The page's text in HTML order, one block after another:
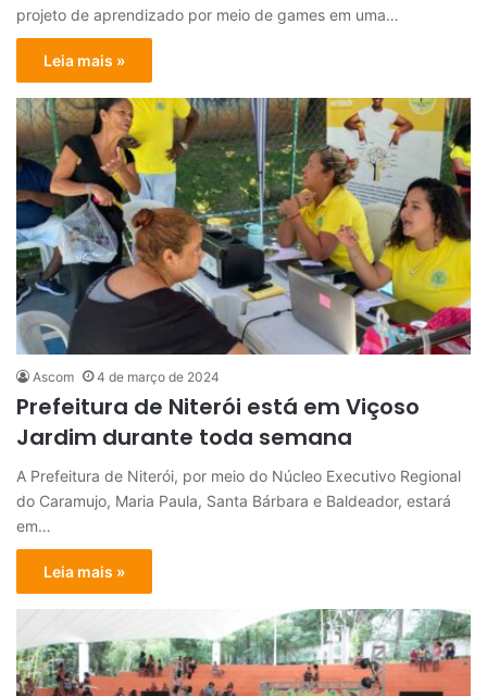
projeto de aprendizado por meio de games em uma…
Leia mais »
Ascom 4 de março de 2024
Prefeitura de Niterói está em Viçoso
Jardim durante toda semana
A Prefeitura de Niterói, por meio do Núcleo Executivo Regional
do Caramujo, Maria Paula, Santa Bárbara e Baldeador, estará
em…
Leia mais »